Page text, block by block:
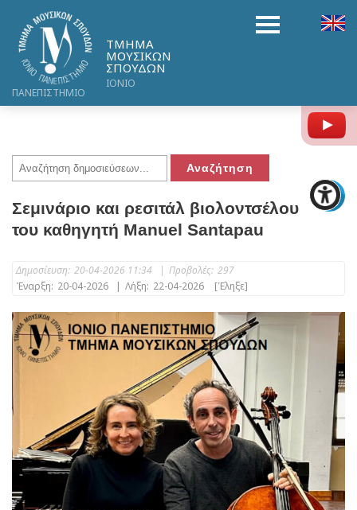
ΤΜΗΜΑ
ΜΟΥΣΙΚΩΝ
ΣΠΟΥΔΩΝ
ΙΟΝΙΟ
ΠΑΝΕΠΙΣΤΗΜΙΟ
Σεμινάριο και ρεσιτάλ βιολοντσέλου
του καθηγητή Manuel Santapau
Δημοσίευση: 20-04-2026 11:34 | Προβολές: 297
Έναρξη: 20-04-2026 | Λήξη: 22-04-2026 [Έληξε]